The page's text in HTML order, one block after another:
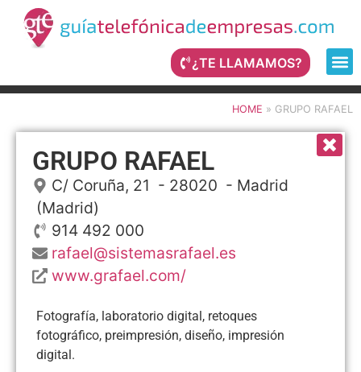
¿TE LLAMAMOS?
HOME » GRUPO RAFAEL
GRUPO RAFAEL
C/ Coruña, 21 - 28020 - Madrid
(Madrid)
914 492 000
rafael@sistemasrafael.es
www.grafael.com/
Fotografía, laboratorio digital, retoques
fotográfico, preimpresión, diseño, impresión
digital.